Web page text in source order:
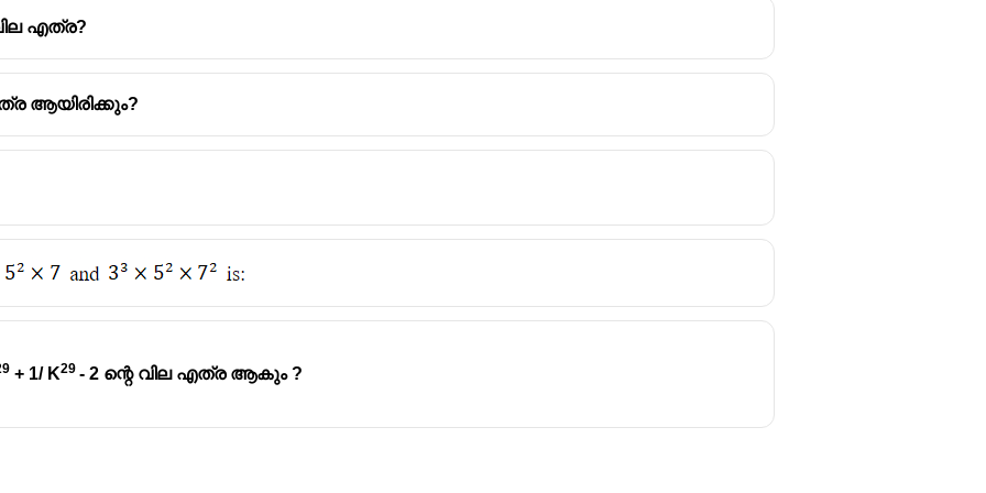
എത്ര?
എത്ര ആയിരിക്കും?
+ 1/ K29 - 2 ന്റെ വില എത്ര ആകും ?